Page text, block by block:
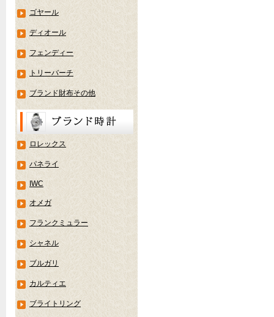
ゴヤール
ディオール
フェンディー
トリーバーチ
ブランド財布その他
ロレックス
パネライ
IWC
オメガ
フランクミュラー
シャネル
ブルガリ
カルティエ
ブライトリング